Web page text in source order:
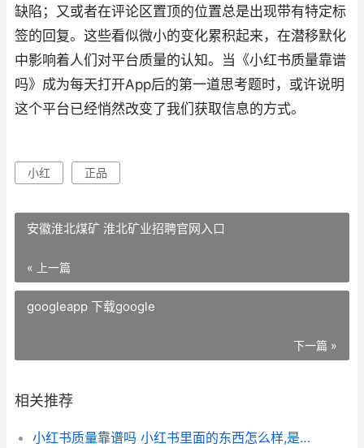
缺陷；又或者在评论区置顶的位置总是出现带有特定标
签的回复。这些看似微小的变化累积起来，在潜移默化
中影响着人们对平台质量的认知。当《小红书质量靠谱
吗》成为每天打开App后的第一道思考题时，或许说明
这个平台已经悄然改变了我们获取信息的方式。
小红 正品
安徽淮北煤矿 淮北矿业招聘官网入口
« 上一篇
googleapp 下载google
下一篇 »
相关推荐
小红书质量靠谱吗 小红书里面的东西怎么样,是正品吗